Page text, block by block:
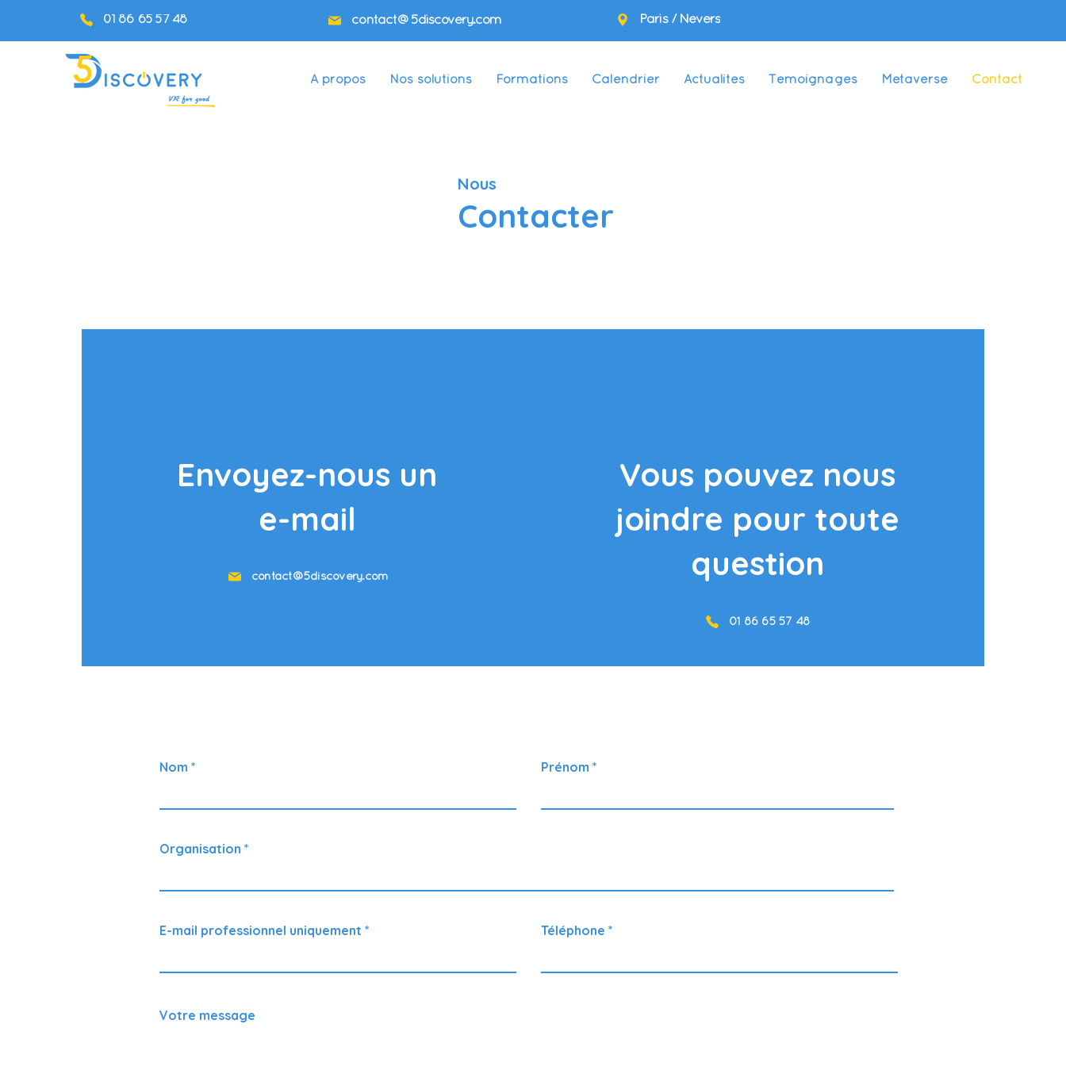
01 86 65 57 48 contact@5discovery.com Paris / Nevers
A propos Nos solutions Formations Calendrier Actualités Témoignages Metaverse Contact
Nous
Contacter
Envoyez-nous un
e-mail
contact@5discovery.com
Vous pouvez nous
joindre pour toute
question
01 86 65 57 48
Nom Prénom
Organisation
E-mail professionnel uniquement Téléphone
Votre message